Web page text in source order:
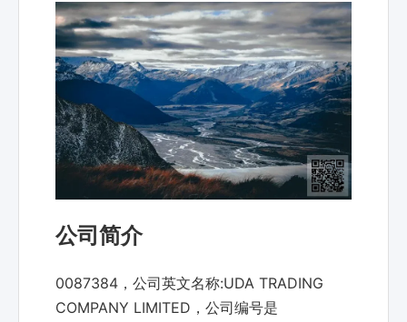
公司简介
0087384，公司英文名称:UDA TRADING
COMPANY LIMITED，公司编号是